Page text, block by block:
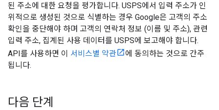
된 주소에 대한 요청을 평가합니다. USPS에서 입력 주소가 인
위적으로 생성된 것으로 식별하는 경우 Google은 고객의 주소
확인을 중단해야 하며 고객의 연락처 정보 (이름 및 주소), 관련
입력 주소, 집계된 사용 데이터를 USPS에 보고해야 합니다.
API를 사용하면 이 서비스별 약관
에 동의하는 것으로 간주
됩니다.
다음 단계